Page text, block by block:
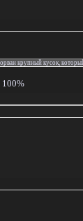
крупный кусок,
100%